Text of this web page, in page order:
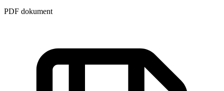
PDF dokument